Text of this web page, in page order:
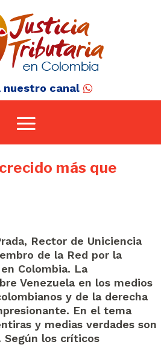
nuestro canal
más que
Rector de Uniciencia
de la Red por la
Colombia. La
Venezuela en los medios
y de la derecha
En el tema
y medias verdades son
Según los críticos